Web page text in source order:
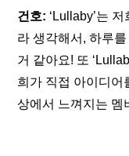
건호: ‘Lullaby’는
라 생각해서, 하루
거 같아요! 또
희가 직접 아이디어
상에서 느껴지는 멤